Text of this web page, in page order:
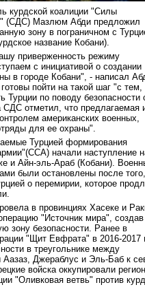
курдской коалиции "Силы
(СДС) Мазлюм Абди предложил
зону в пограничном с
название Кобани).
приверженность режиму
с инициативой о создании
в городе Кобани", - написал
пойти на такой шаг "с тем,
Турции по поводу безопасности
СДС отметил, что предлагаемая
американских военных,
для ее охраны".
Турцией формирования
начали наступление
и Айн-эль-Араб (Кобани).
были остановлены после
о перемирии, которое
в провинциях Хасеке и
"Источник мира",
зону безопасности. Ранее в
"Щит Евфрата" в 2016-2017
в треугольнике между
Аазаз, Джераблус и Эль-Баб к
войска оккупировали регион
"Оливковая ветвь" против